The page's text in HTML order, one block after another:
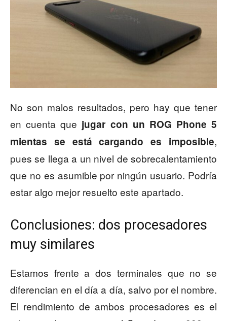
No son malos resultados, pero hay que tener
en cuenta que jugar con un ROG Phone 5
mientas se está cargando es imposible,
pues se llega a un nivel de sobrecalentamiento
que no es asumible por ningún usuario. Podría
estar algo mejor resuelto este apartado.
Conclusiones: dos procesadores
muy similares
Estamos frente a dos terminales que no se
diferencian en el día a día, salvo por el nombre.
El rendimiento de ambos procesadores es el